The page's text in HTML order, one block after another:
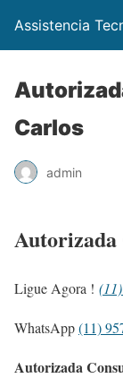
Assistencia
Carlos
admin
Autorizada
Ligue Agora !
WhatsApp(11)
Autorizada